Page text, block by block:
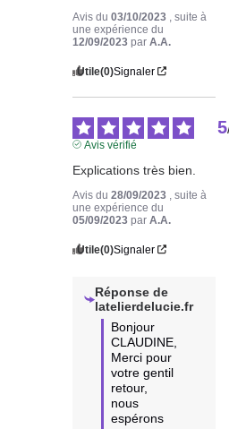
Avis du03/10/2023
, suite à
une expérience du
12/09/2023 parA.A.
Utile(0)Signaler
5
Avis vérifié
Explications très bien.
Avis du28/09/2023
, suite à
une expérience du
05/09/2023 parA.A.
Utile(0)Signaler
Réponse de
latelierdelucie.fr
Bonjour
CLAUDINE,
Merci pour
votre gentil
retour,
nous
espérons